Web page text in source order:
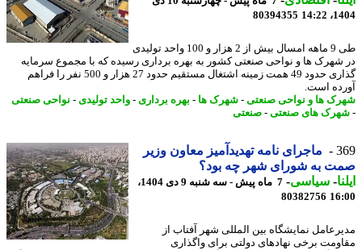
80394355
طی 9 ماهه امسال بیش از 2 هزار و 100 واحد تولیدی
ها و نواحی صنعتی کشور به بهره برداری رسیده که با مجموع سرمایه
گذاری حدود 49 همت زمینه اشتغال مستقیم حدود 27 هزار و 500 نفر را فراهم
است.
ها و نواحی صنعتی-شهرک ها- بهره برداری- واحد تولیدی-نواحی صنعتی
های صنعتی-صنعتی
ماجرای نامه تهدیدآمیز معاون وزیر
به شورای شهر چه بود؟
-سیاسی-
7 ماه پیش - سه شنبه 9 دی 1404،
80382756
نمایشگاه بین المللی شهر آفتاب از
برخی نهادهای دولتی برای واگذاری